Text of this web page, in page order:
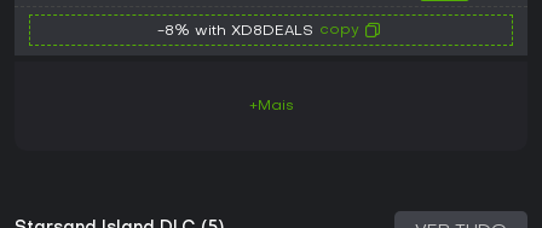
-8% with XD8DEALS copy
+Mais